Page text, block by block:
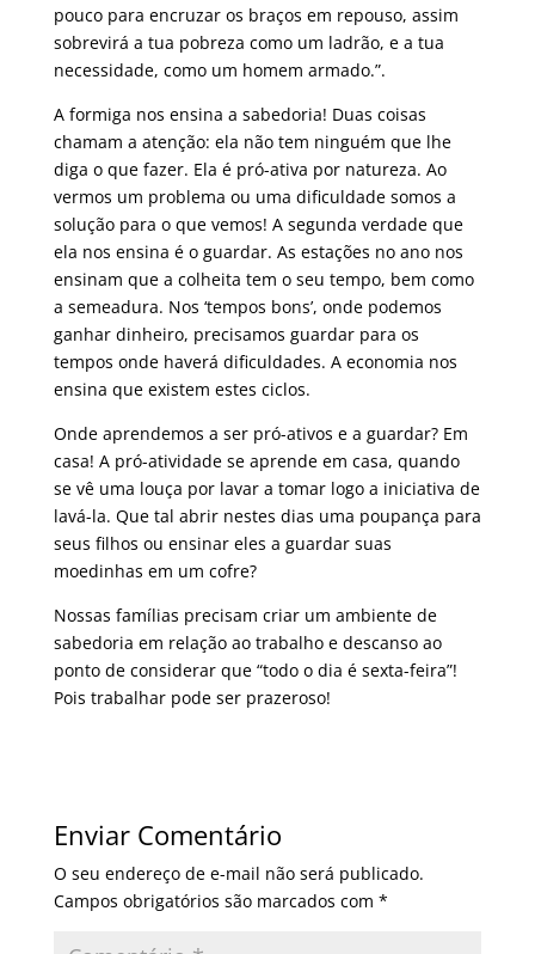
pouco para encruzar os braços em repouso, assim
sobrevirá a tua pobreza como um ladrão, e a tua
necessidade, como um homem armado.”.
A formiga nos ensina a sabedoria! Duas coisas
chamam a atenção: ela não tem ninguém que lhe
diga o que fazer. Ela é pró-ativa por natureza. Ao
vermos um problema ou uma dificuldade somos a
solução para o que vemos! A segunda verdade que
ela nos ensina é o guardar. As estações no ano nos
ensinam que a colheita tem o seu tempo, bem como
a semeadura. Nos ‘tempos bons’, onde podemos
ganhar dinheiro, precisamos guardar para os
tempos onde haverá dificuldades. A economia nos
ensina que existem estes ciclos.
Onde aprendemos a ser pró-ativos e a guardar? Em
casa! A pró-atividade se aprende em casa, quando
se vê uma louça por lavar a tomar logo a iniciativa de
lavá-la. Que tal abrir nestes dias uma poupança para
seus filhos ou ensinar eles a guardar suas
moedinhas em um cofre?
Nossas famílias precisam criar um ambiente de
sabedoria em relação ao trabalho e descanso ao
ponto de considerar que “todo o dia é sexta-feira”!
Pois trabalhar pode ser prazeroso!
Enviar Comentário
O seu endereço de e-mail não será publicado.
Campos obrigatórios são marcados com *